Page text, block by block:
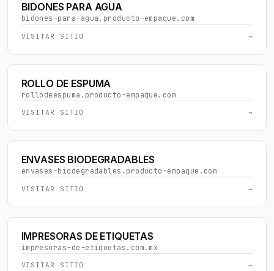
BIDONES PARA AGUA
bidones-para-agua.producto-empaque.com
VISITAR SITIO →
ROLLO DE ESPUMA
rollodeespuma.producto-empaque.com
VISITAR SITIO →
ENVASES BIODEGRADABLES
envases-biodegradables.producto-empaque.com
VISITAR SITIO →
IMPRESORAS DE ETIQUETAS
impresoras-de-etiquetas.com.mx
VISITAR SITIO →